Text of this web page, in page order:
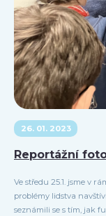
26. 01. 2023
Reportážní
Ve středu 25.1. jsme v
problémy lidstva
seznámili se s tím, jak